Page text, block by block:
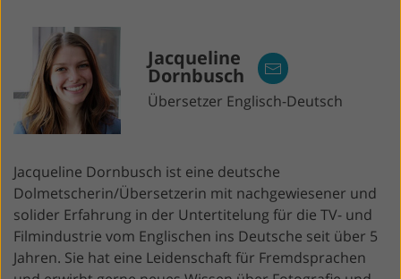
Jacqueline
Dornbusch
Übersetzer Englisch-Deutsch
Jacqueline Dornbusch ist eine deutsche
Dolmetscherin/Übersetzerin mit nachgewiesener und
solider Erfahrung in der Untertitelung für die TV- und
Filmindustrie vom Englischen ins Deutsche seit über 5
Jahren. Sie hat eine Leidenschaft für Fremdsprachen